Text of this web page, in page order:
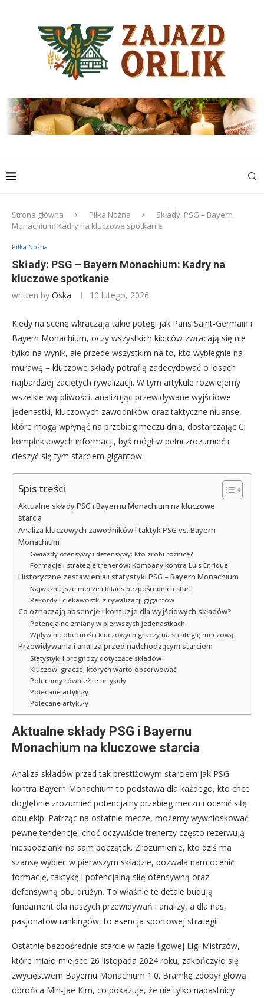
Strona główna Piłka Nożna
Składy: PSG – Bayern
Monachium: Kadry na kluczowe spotkanie
Piłka Nożna
Składy: PSG – Bayern Monachium: Kadry na
kluczowe spotkanie
written by Oska 10 lutego, 2026
Kiedy na scenę wkraczają takie potęgi jak Paris Saint-Germain i
Bayern Monachium, oczy wszystkich kibiców zwracają się nie
tylko na wynik, ale przede wszystkim na to, kto wybiegnie na
murawę – kluczowe składy potrafią zadecydować o losach
najbardziej zaciętych rywalizacji. W tym artykule rozwiejemy
wszelkie wątpliwości, analizując przewidywane wyjściowe
jedenastki, kluczowych zawodników oraz taktyczne niuanse,
które mogą wpłynąć na przebieg meczu dnia, dostarczając Ci
kompleksowych informacji, byś mógł w pełni zrozumieć i
cieszyć się tym starciem gigantów.
Spis treści
Aktualne składy PSG i Bayernu Monachium na kluczowe
starcia
Analiza kluczowych zawodników i taktyk PSG vs. Bayern
Monachium
Gwiazdy ofensywy i defensywy: Kto zrobi różnicę?
Formacje i strategie trenerów: Kompany kontra Luis Enrique
Historyczne zestawienia i statystyki PSG – Bayern Monachium
Najważniejsze mecze i bilans bezpośrednich starć
Rekordy i ciekawostki z rywalizacji gigantów
Co oznaczają absencje i kontuzje dla wyjściowych składów?
Potencjalne zmiany w pierwszych jedenastkach
Wpływ nieobecności kluczowych graczy na strategię meczową
Przewidywania i analiza przed nadchodzącym starciem
Statystyki i prognozy dotyczące składów
Kluczowi gracze, których warto obserwować
Polecamy również te artykuły:
Polecane artykuły
Polecane artykuły
Aktualne składy PSG i Bayernu
Monachium na kluczowe starcia
Analiza składów przed tak prestiżowym starciem jak PSG
kontra Bayern Monachium to podstawa dla każdego, kto chce
dogłębnie zrozumieć potencjalny przebieg meczu i ocenić siłę
obu ekip. Patrząc na ostatnie mecze, możemy wywnioskować
pewne tendencje, choć oczywiście trenerzy często rezerwują
niespodzianki na sam początek. Zrozumienie, kto dziś ma
szansę wybiec w pierwszym składzie, pozwala nam ocenić
formację, taktykę i potencjalną siłę ofensywną oraz
defensywną obu drużyn. To właśnie te detale budują
fundament dla naszych przewidywań i analizy, a dla nas,
pasjonatów rankingów, to esencja sportowej strategii.
Ostatnie bezpośrednie starcie w fazie ligowej Ligi Mistrzów,
które miało miejsce 26 listopada 2024 roku, zakończyło się
zwycięstwem Bayernu Monachium 1:0. Bramkę zdobył głową
obrońca Min-Jae Kim, co pokazuje, że nie tylko napastnicy